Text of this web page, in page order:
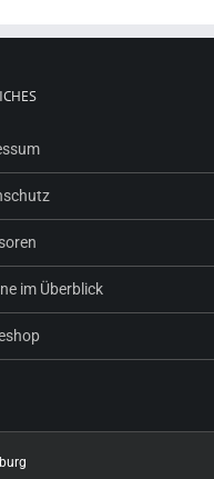
im Überblick